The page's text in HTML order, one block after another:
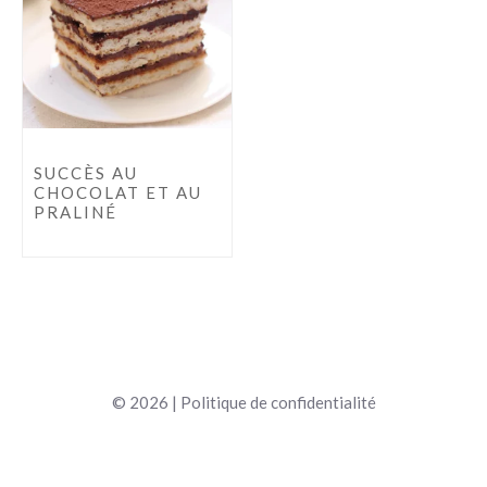
SUCCÈS AU
CHOCOLAT ET AU
PRALINÉ
© 2026 | Politique de confidentialité